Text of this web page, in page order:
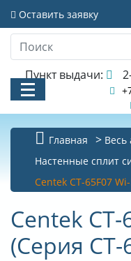
Оставить заявку
Пункт выдачи:
КАТАЛОГ
АКЦИИ И
УСЛУГИ
БИБЛИОТЕКА
Главная
Весь
Настенные сплит
Centek CT-65F07
Centek CT-
(Серия CT-